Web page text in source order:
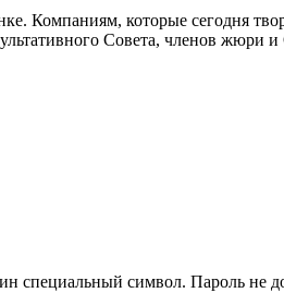
Компаниям, которые сегодня
Совета, членов жюри
специальный символ. Пароль не